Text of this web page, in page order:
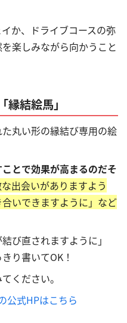
か、ドライブコースの弥
楽しみながら向かうこと
結絵馬」
丸い形の縁結び専用の絵
とで効果が高まるのだそ
出会いがありますよう
いできますように」など
び直されますように」
り書いてOK！
ください。
公式HPはこちら